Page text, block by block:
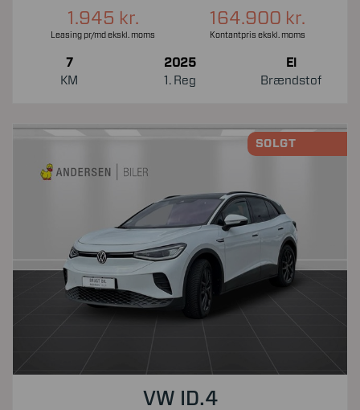
1.945 kr.
Leasing pr/md ekskl. moms
164.900 kr.
Kontantpris ekskl. moms
7
KM
2025
1. Reg
El
Brændstof
SOLGT
VW ID.4